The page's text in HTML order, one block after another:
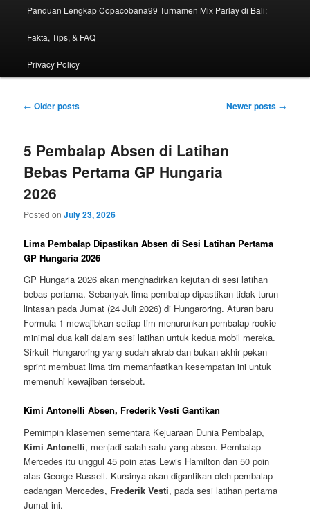
Panduan Lengkap Copacobana99 Turnamen Mix Parlay di Bali:
Fakta, Tips, & FAQ
Privacy Policy
Post
← Older posts Newer posts →
5 Pembalap Absen di Latihan
Bebas Pertama GP Hungaria
2026
Posted onJuly 23, 2026
Lima Pembalap Dipastikan Absen di Sesi Latihan Pertama
GP Hungaria 2026
GP Hungaria 2026 akan menghadirkan kejutan di sesi latihan
bebas pertama. Sebanyak lima pembalap dipastikan tidak turun
lintasan pada Jumat (24 Juli 2026) di Hungaroring. Aturan baru
Formula 1 mewajibkan setiap tim menurunkan pembalap rookie
minimal dua kali dalam sesi latihan untuk kedua mobil mereka.
Sirkuit Hungaroring yang sudah akrab dan bukan akhir pekan
sprint membuat lima tim memanfaatkan kesempatan ini untuk
memenuhi kewajiban tersebut.
Kimi Antonelli Absen, Frederik Vesti Gantikan
Pemimpin klasemen sementara Kejuaraan Dunia Pembalap,
Kimi Antonelli, menjadi salah satu yang absen. Pembalap
Mercedes itu unggul 45 poin atas Lewis Hamilton dan 50 poin
atas George Russell. Kursinya akan digantikan oleh pembalap
cadangan Mercedes, Frederik Vesti, pada sesi latihan pertama
Jumat ini.